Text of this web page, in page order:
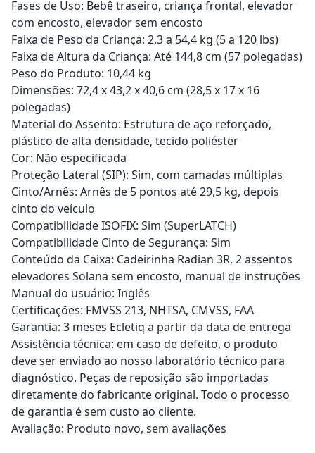
Fases de Uso: Bebê traseiro, criança frontal, elevador
com encosto, elevador sem encosto
Faixa de Peso da Criança: 2,3 a 54,4 kg (5 a 120 lbs)
Faixa de Altura da Criança: Até 144,8 cm (57 polegadas)
Peso do Produto: 10,44 kg
Dimensões: 72,4 x 43,2 x 40,6 cm (28,5 x 17 x 16
polegadas)
Material do Assento: Estrutura de aço reforçado,
plástico de alta densidade, tecido poliéster
Cor: Não especificada
Proteção Lateral (SIP): Sim, com camadas múltiplas
Cinto/Arnês: Arnês de 5 pontos até 29,5 kg, depois
cinto do veículo
Compatibilidade ISOFIX: Sim (SuperLATCH)
Compatibilidade Cinto de Segurança: Sim
Conteúdo da Caixa: Cadeirinha Radian 3R, 2 assentos
elevadores Solana sem encosto, manual de instruções
Manual do usuário: Inglês
Certificações: FMVSS 213, NHTSA, CMVSS, FAA
Garantia: 3 meses Ecletiq a partir da data de entrega
Assistência técnica: em caso de defeito, o produto
deve ser enviado ao nosso laboratório técnico para
diagnóstico. Peças de reposição são importadas
diretamente do fabricante original. Todo o processo
de garantia é sem custo ao cliente.
Avaliação: Produto novo, sem avaliações